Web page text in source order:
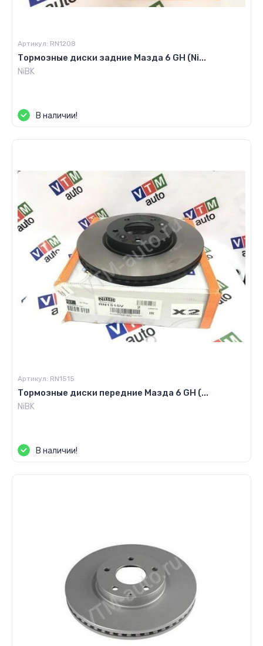
Артикул: RN1208
Тормозные диски задние Мазда 6 GH (Ni...
NiBK
В наличии!
Артикул: RN1515
Тормозные диски передние Мазда 6 GH (...
NiBK
В наличии!